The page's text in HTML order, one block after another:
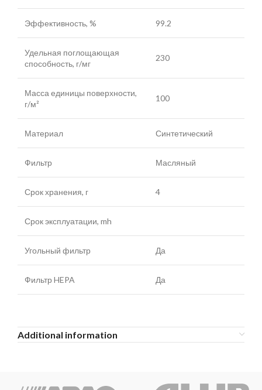
Эффективность, % 99.2
Удельная поглощающая
способность, г/мг
230
Масса единицы поверхности,
г/м²
100
Материал Синтетический
Фильтр Масляный
Срок хранения, г 4
Срок эксплуатации, mh
Угольный фильтр Да
Фильтр HEPA Да
Additional information